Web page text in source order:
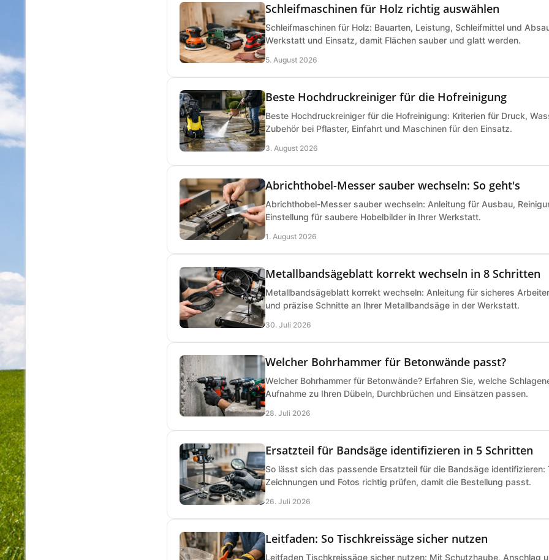
Schleifmaschinen für Holz richtig auswählen
Schleifmaschinen für Holz: Bauarten, Leistung, Schleifmittel und
Werkstatt und Einsatz, damit Flächen sauber und glatt werden.
5. August 2026
Beste Hochdruckreiniger für die Hofreinigung
Beste Hochdruckreiniger für die Hofreinigung: Kriterien für Druck,
Zubehör bei Pflaster, Einfahrt und Maschinen für den Einsatz.
3. August 2026
Abrichthobel-Messer sauber wechseln: So geht's
Abrichthobel-Messer sauber wechseln: Anleitung für Ausbau,
Einstellung für saubere Hobelbilder in Ihrer Werkstatt.
1. August 2026
Metallbandsägeblatt korrekt wechseln in 8 Schritten
Metallbandsägeblatt korrekt wechseln: Anleitung für sicheres
und präzise Schnitte an Ihrer Metallbandsäge in der Werkstatt.
30. Juli 2026
Welcher Bohrhammer für Betonwände passt?
Welcher Bohrhammer für Betonwände? Erfahren Sie, welche
Aufnahme zu Ihren Dübeln, Durchbrüchen und Einsätzen passen.
28. Juli 2026
Ersatzteil für Bandsäge identifizieren in 5 Schritten
So lässt sich das passende Ersatzteil für die Bandsäge identifizieren:
Zeichnungen und Fotos richtig prüfen, damit die Bestellung passt.
26. Juli 2026
Leitfaden: So Tischkreissäge sicher nutzen
Leitfaden Tischkreissäge sicher nutzen: Mit Schutzhaube, Anschlag